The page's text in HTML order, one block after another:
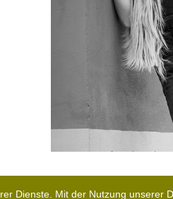
Dienste. Mit der Nutzung unserer